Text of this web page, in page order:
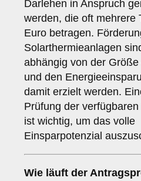
Darlehen in Anspruch
werden, die oft mehrere
Euro betragen.
Solarthermieanlagen
abhängig von der
und den
damit erzielt werden.
Prüfung der verfügbaren
ist wichtig, um das volle
Einsparpotenzial
Wie läuft der